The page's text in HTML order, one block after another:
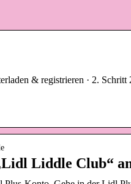
& registrieren · 2.
Liddle Club“